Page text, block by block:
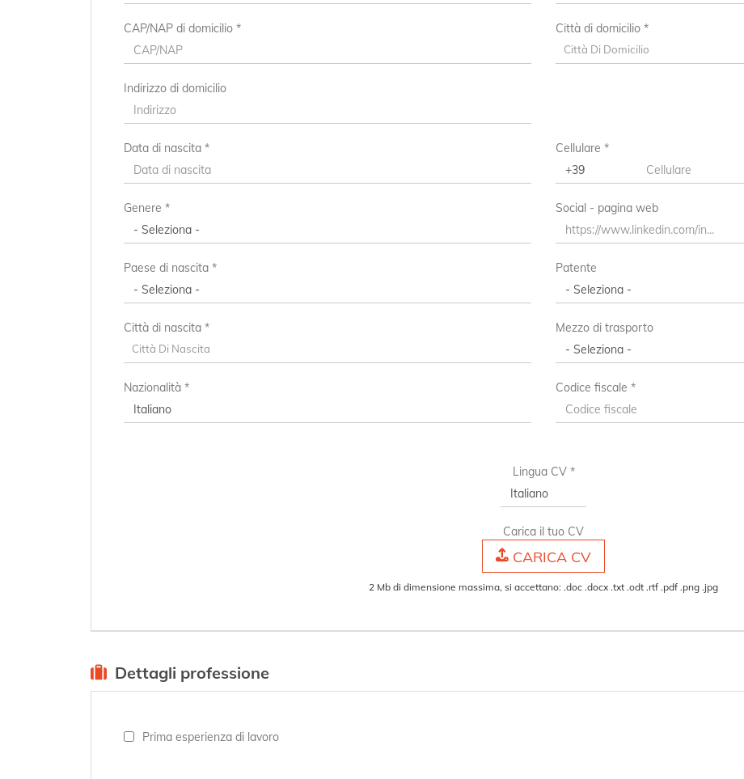
CAP/NAP di domicilio * Città di domicilio *
Città Di Domicilio
Indirizzo di domicilio
Paese di residenza * Regione/Cantone di residenza *
CAP/NAP di residenza Città di residenza
Città Di Residenza
Indirizzo di residenza
Data di nascita *
Genere *
Paese di nascita *
Città di nascita *
Città Di Nascita
Nazionalità *
Cellulare *
Social - pagina web
Patente
Mezzo di trasporto
Codice fiscale *
Lingua CV *
Carica il tuo CV
CARICA CV
2 Mb di dimensione massima, si accettano: .doc .docx .txt .odt .rtf .pdf .png .jpg
Dettagli professione
Prima esperienza di lavoro